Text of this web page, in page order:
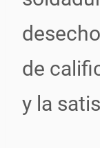
de
y la